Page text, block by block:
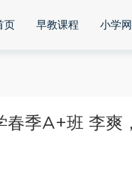
页 早教课程 小学
季A+班 李爽